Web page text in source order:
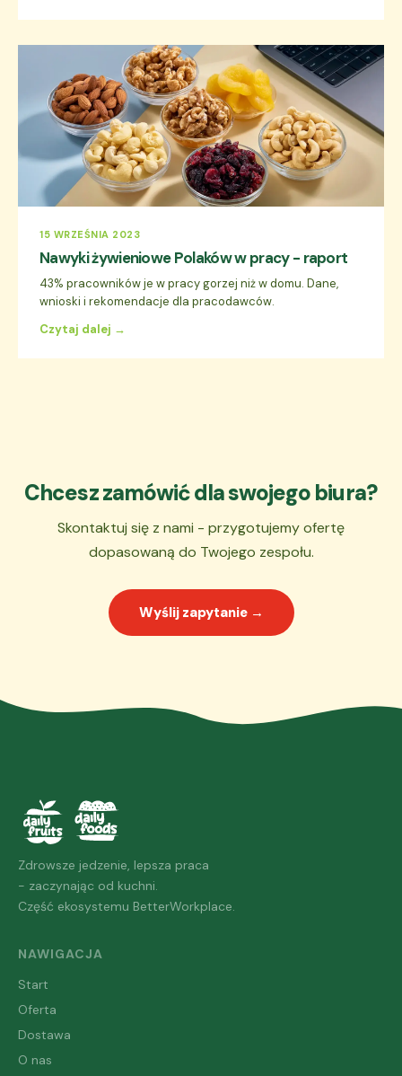
15 WRZEŚNIA 2023
Nawyki żywieniowe Polaków w pracy - raport
43% pracowników je w pracy gorzej niż w domu. Dane,
wnioski i rekomendacje dla pracodawców.
Czytaj dalej →
Chcesz zamówić dla swojego biura?
Skontaktuj się z nami - przygotujemy ofertę
dopasowaną do Twojego zespołu.
Wyślij zapytanie →
Zdrowsze jedzenie, lepsza praca
- zaczynając od kuchni.
Część ekosystemu BetterWorkplace.
NAWIGACJA
Start
Oferta
Dostawa
O nas